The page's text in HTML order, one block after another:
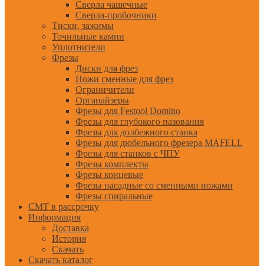
Сверла чашечные
Сверла-пробочники
Тиски, зажимы
Точильные камни
Уплотнители
Фрезы
Диски для фрез
Ножи сменные для фрез
Ограничители
Органайзеры
Фрезы для Festool Domino
Фрезы для глубокого пазования
Фрезы для долбежного станка
Фрезы для дюбельного фрезера MAFELL
Фрезы для станков с ЧПУ
Фрезы комплекты
Фрезы концевые
Фрезы насадные со сменными ножами
Фрезы спиральные
CMT в рассрочку
Информация
Доставка
История
Скачать
Скачать каталог